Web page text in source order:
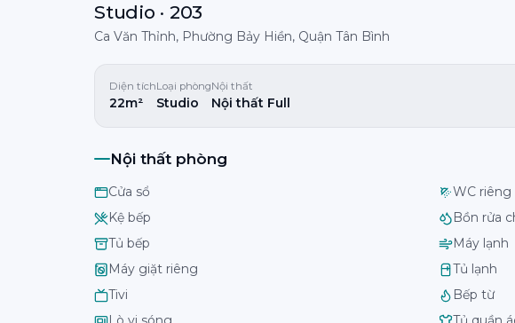
Studio · 203
Ca Văn Thỉnh, Phường Bảy Hiền, Quận Tân Bình
Diện tích
22m²
Loại phòng
Studio
Nội thất
Nội thất Full
Nội thất phòng
Cửa sổ
WC riêng
Kệ bếp
Bồn rửa
Tủ bếp
Máy lạnh
Máy giặt riêng
Tủ lạnh
Tivi
Bếp từ